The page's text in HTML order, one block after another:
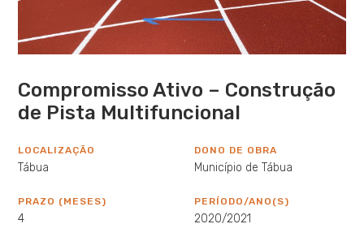
Compromisso Ativo – Construção
de Pista Multifuncional
LOCALIZAÇÃO
Tábua
DONO DE OBRA
Município de Tábua
PRAZO (MESES)
4
PERÍODO/ANO(S)
2020/2021